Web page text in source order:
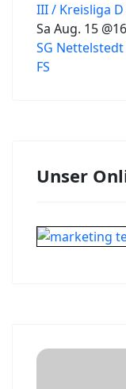
III / Kreisliga D
Sa Aug. 15
SG
FS
Unser